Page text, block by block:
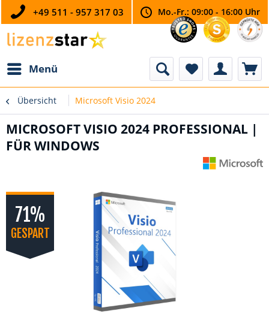
+49 511 - 957 317 03 Mo.-Fr.: 09:00 - 16:00 Uhr
Menü
Übersicht Microsoft Visio 2024
MICROSOFT VISIO 2024 PROFESSIONAL |
FÜR WINDOWS
71%
GESPART